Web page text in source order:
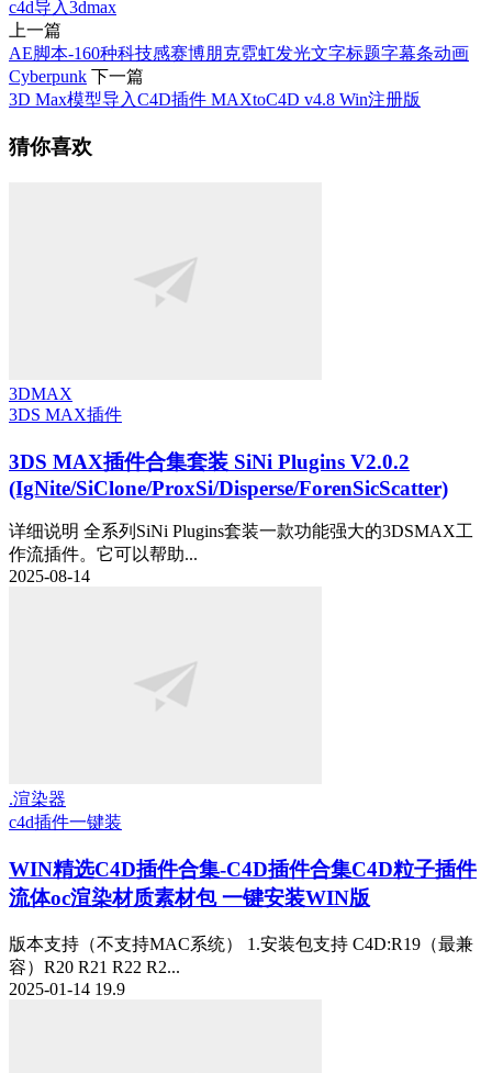
c4d导入3dmax
上一篇
AE脚本-160种科技感赛博朋克霓虹发光文字标题字幕条动画
Cyberpunk 下一篇
3D Max模型导入C4D插件 MAXtoC4D v4.8 Win注册版
猜你喜欢
3DMAX
3DS MAX插件
3DS MAX插件合集套装 SiNi Plugins V2.0.2
(IgNite/SiClone/ProxSi/Disperse/ForenSicScatter)
详细说明 全系列SiNi Plugins套装一款功能强大的3DSMAX工
作流插件。它可以帮助...
2025-08-14
.渲染器
c4d插件一键装
WIN精选C4D插件合集-C4D插件合集C4D粒子插件
流体oc渲染材质素材包 一键安装WIN版
版本支持（不支持MAC系统） 1.安装包支持 C4D:R19（最兼
容）R20 R21 R22 R2...
2025-01-14 19.9